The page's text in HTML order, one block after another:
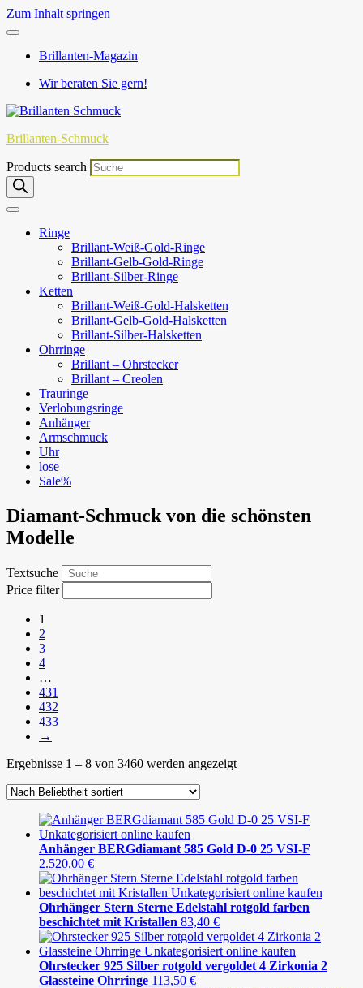
Zum Inhalt springen
Brillanten-Magazin
Wir beraten Sie gern!
Brillanten-Schmuck
Products search
Ringe
Brillant-Weiß-Gold-Ringe
Brillant-Gelb-Gold-Ringe
Brillant-Silber-Ringe
Ketten
Brillant-Weiß-Gold-Halsketten
Brillant-Gelb-Gold-Halsketten
Brillant-Silber-Halsketten
Ohrringe
Brillant – Ohrstecker
Brillant – Creolen
Trauringe
Verlobungsringe
Anhänger
Armschmuck
Uhr
lose
Sale%
Diamant-Schmuck von die schönsten
Modelle
Textsuche
Price filter
1
2
3
4
…
431
432
433
→
Ergebnisse 1 – 8 von 3460 werden angezeigt
Anhänger BERGdiamant 585 Gold D-0 25 VSI-F
2.520,00 €
Ohrhänger Stern Sterne Edelstahl rotgold farben
beschichtet mit Kristallen 83,40 €
Ohrstecker 925 Silber rotgold vergoldet 4 Zirkonia 2
Glassteine Ohrringe 113,50 €